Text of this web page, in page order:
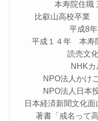
本寿院住職
比叡山高校卒業
平成8
平成１４年 本寿
読売文
NHK
NPO法人かけ
NPO法人日本
日本経済新聞文化面
著書「戒名って